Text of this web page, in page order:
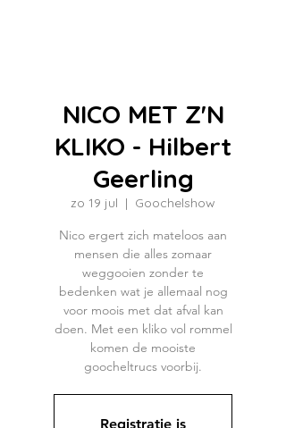
NICO MET Z'N
KLIKO - Hilbert
Geerling
zo 19 jul
  |
Goochelshow
Nico ergert zich mateloos aan
mensen die alles zomaar
weggooien zonder te
bedenken wat je allemaal nog
voor moois met dat afval kan
doen. Met een kliko vol rommel
komen de mooiste
goocheltrucs voorbij.
Registratie is